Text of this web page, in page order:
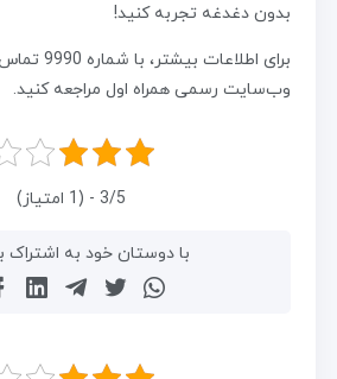
بدون دغدغه تجربه کنید!
برای اطلاعات
وب‌سایت رسمی همراه اول مراجعه کنید.
3/5 - (1 امتیاز)
با دوستان خود به اشتراک